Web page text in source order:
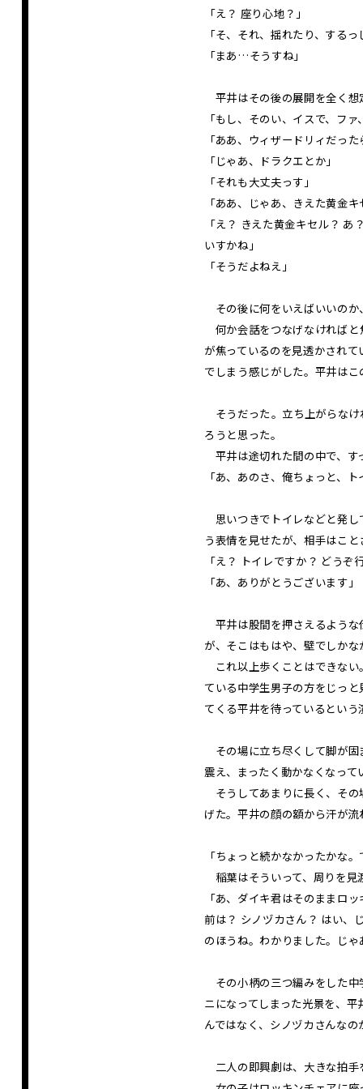
「え？ 座り心地？」
「そ、それ、揺れたり、する
「まあ…そうすね」
平井はその後の展開を全く想
「もし、そのい、イスで、フ
「ああ、ウィザードリィだっ
「じゃあ、ドラクエとか」
「それも大丈夫っす」
「ああ、じゃあ、きえた黄金
「え？ きえた黄金キセル？
いすかね」
「そうだよねえ」
その後に何をいえばいいの
何か会話をつなげなければ――
が焦っているのを見透かされ
でしまう感じがした。平井は
そうだった――。立ち上がらな
ろうと思った。
平井は途切れた間の中で、す
「あ、あのさ、俺ちょっと、
思いつきでトイレなどと発し
う表情を見せたが、相手はこ
「え？ トイレですか？ どうぞ
「あ、ありがとうございます」
平井は股間を押さえるような
が、そこはもはや、壁でしか
これ以上歩くことはできない
ている中学生男子の方をじっ
てくる平井を待っているとい
その場に立ち尽くして脚が固
震え、まったく動かなくなって
そうしてあまりに長く、その
げた。平井の顔の額から汗が
「ちょっと続かなかったかな
稲葉はそういって、周りを見
「あ、ダイキ君はそのままロ
前は？ シノヅカさん？ はい、
のほうね。わかりました。じ
その小柄の三つ編みをした中
ニになってしまった光景を、
んではなく、シノヅカさんな
二人の即興劇は、大きな拍